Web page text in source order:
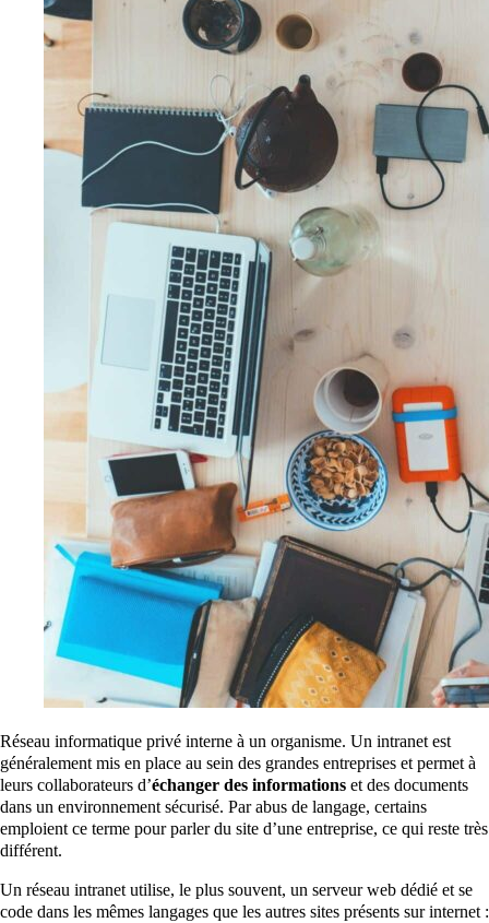
Réseau informatique privé interne à un organisme. Un intranet est
généralement mis en place au sein des grandes entreprises et permet à
leurs collaborateurs d’échanger des informations et des documents
dans un environnement sécurisé. Par abus de langage, certains
emploient ce terme pour parler du site d’une entreprise, ce qui reste très
différent.
Un réseau intranet utilise, le plus souvent, un serveur web dédié et se
code dans les mêmes langages que les autres sites présents sur internet :